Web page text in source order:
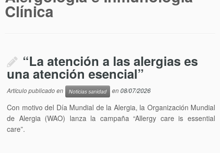
CONTACTO
Clínica
“La atención a las alergias es
una atención esencial”
Artículo publicado en Noticias sanidad en08/07/2026
Con motivo del Día Mundial de la Alergia, la Organización Mundial
de Alergia (WAO) lanza la campaña “Allergy care is essential
care”.